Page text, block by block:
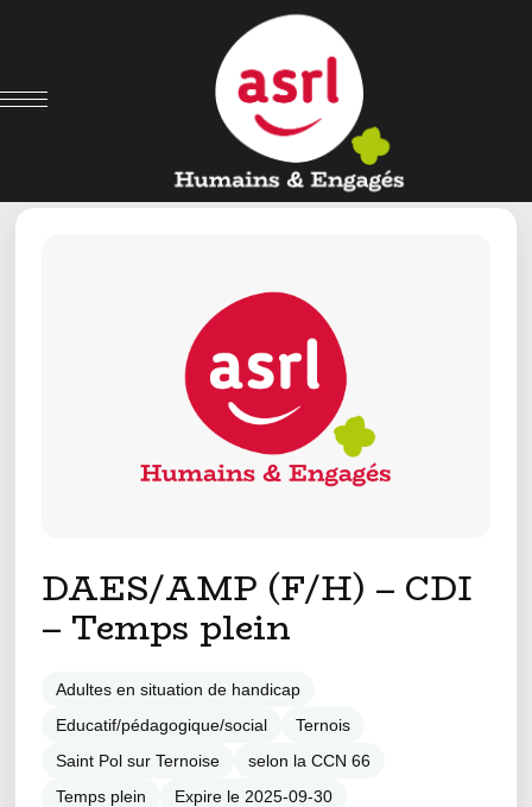
DAES/AMP (F/H) – CDI
– Temps plein
Adultes en situation de handicap
Educatif/pédagogique/social
Ternois
Saint Pol sur Ternoise
selon la CCN 66
Temps plein
Expire le 2025-09-30